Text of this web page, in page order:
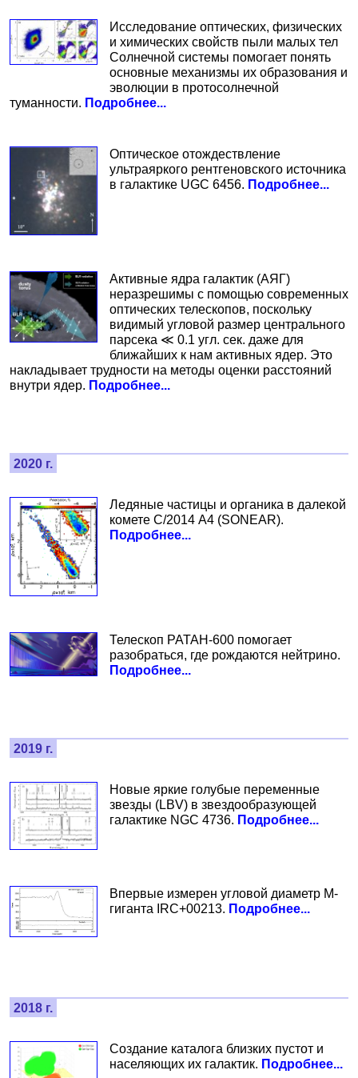
Исследование оптических, физических
и химических свойств пыли малых тел
Солнечной системы помогает понять
основные механизмы их образования и
эволюции в протосолнечной
туманности. Подробнее...
Оптическое отождествление
ультраяркого рентгеновского источника
в галактике UGC 6456. Подробнее...
Активные ядра галактик (АЯГ)
неразрешимы с помощью современных
оптических телескопов, поскольку
видимый угловой размер центрального
парсека ≪ 0.1 угл. сек. даже для
ближайших к нам активных ядер. Это
накладывает трудности на методы оценки расстояний
внутри ядер. Подробнее...
2020 г.
Ледяные частицы и органика в далекой
комете C/2014 A4 (SONEAR).
Подробнее...
Телескоп РАТАН-600 помогает
разобраться, где рождаются нейтрино.
Подробнее...
2019 г.
Новые яркие голубые переменные
звезды (LBV) в звездообразующей
галактике NGC 4736. Подробнее...
Впервые измерен угловой диаметр М-
гиганта IRC+00213. Подробнее...
2018 г.
Создание каталога близких пустот и
населяющих их галактик. Подробнее...